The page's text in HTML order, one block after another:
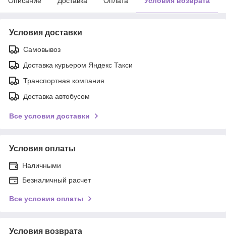
Условия доставки
Самовывоз
Доставка курьером Яндекс Такси
Транспортная компания
Доставка автобусом
Все условия доставки
Условия оплаты
Наличными
Безналичный расчет
Все условия оплаты
Условия возврата